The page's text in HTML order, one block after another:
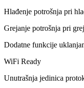
Hlađenje potrošnja pri
Grejanje potrošnja pri
Dodatne funkcije
WiFi Ready
Unutrašnja jedinica